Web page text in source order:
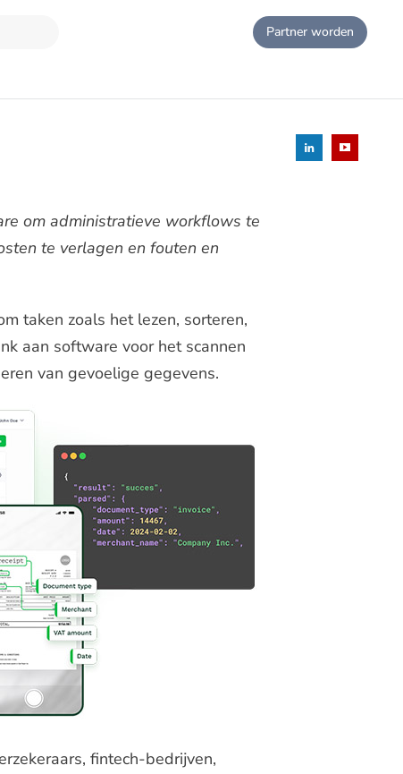
Partner worden
om administratieve workflows te
te verlagen en fouten en
taken zoals het lezen, sorteren,
aan software voor het scannen
van gevoelige gegevens.
fintech-bedrijven,